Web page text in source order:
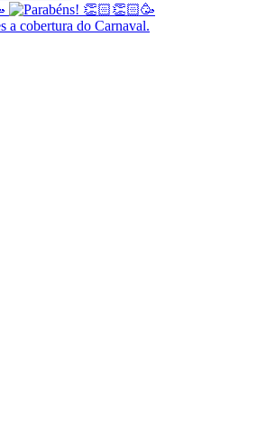
a cobertura do Carnaval.